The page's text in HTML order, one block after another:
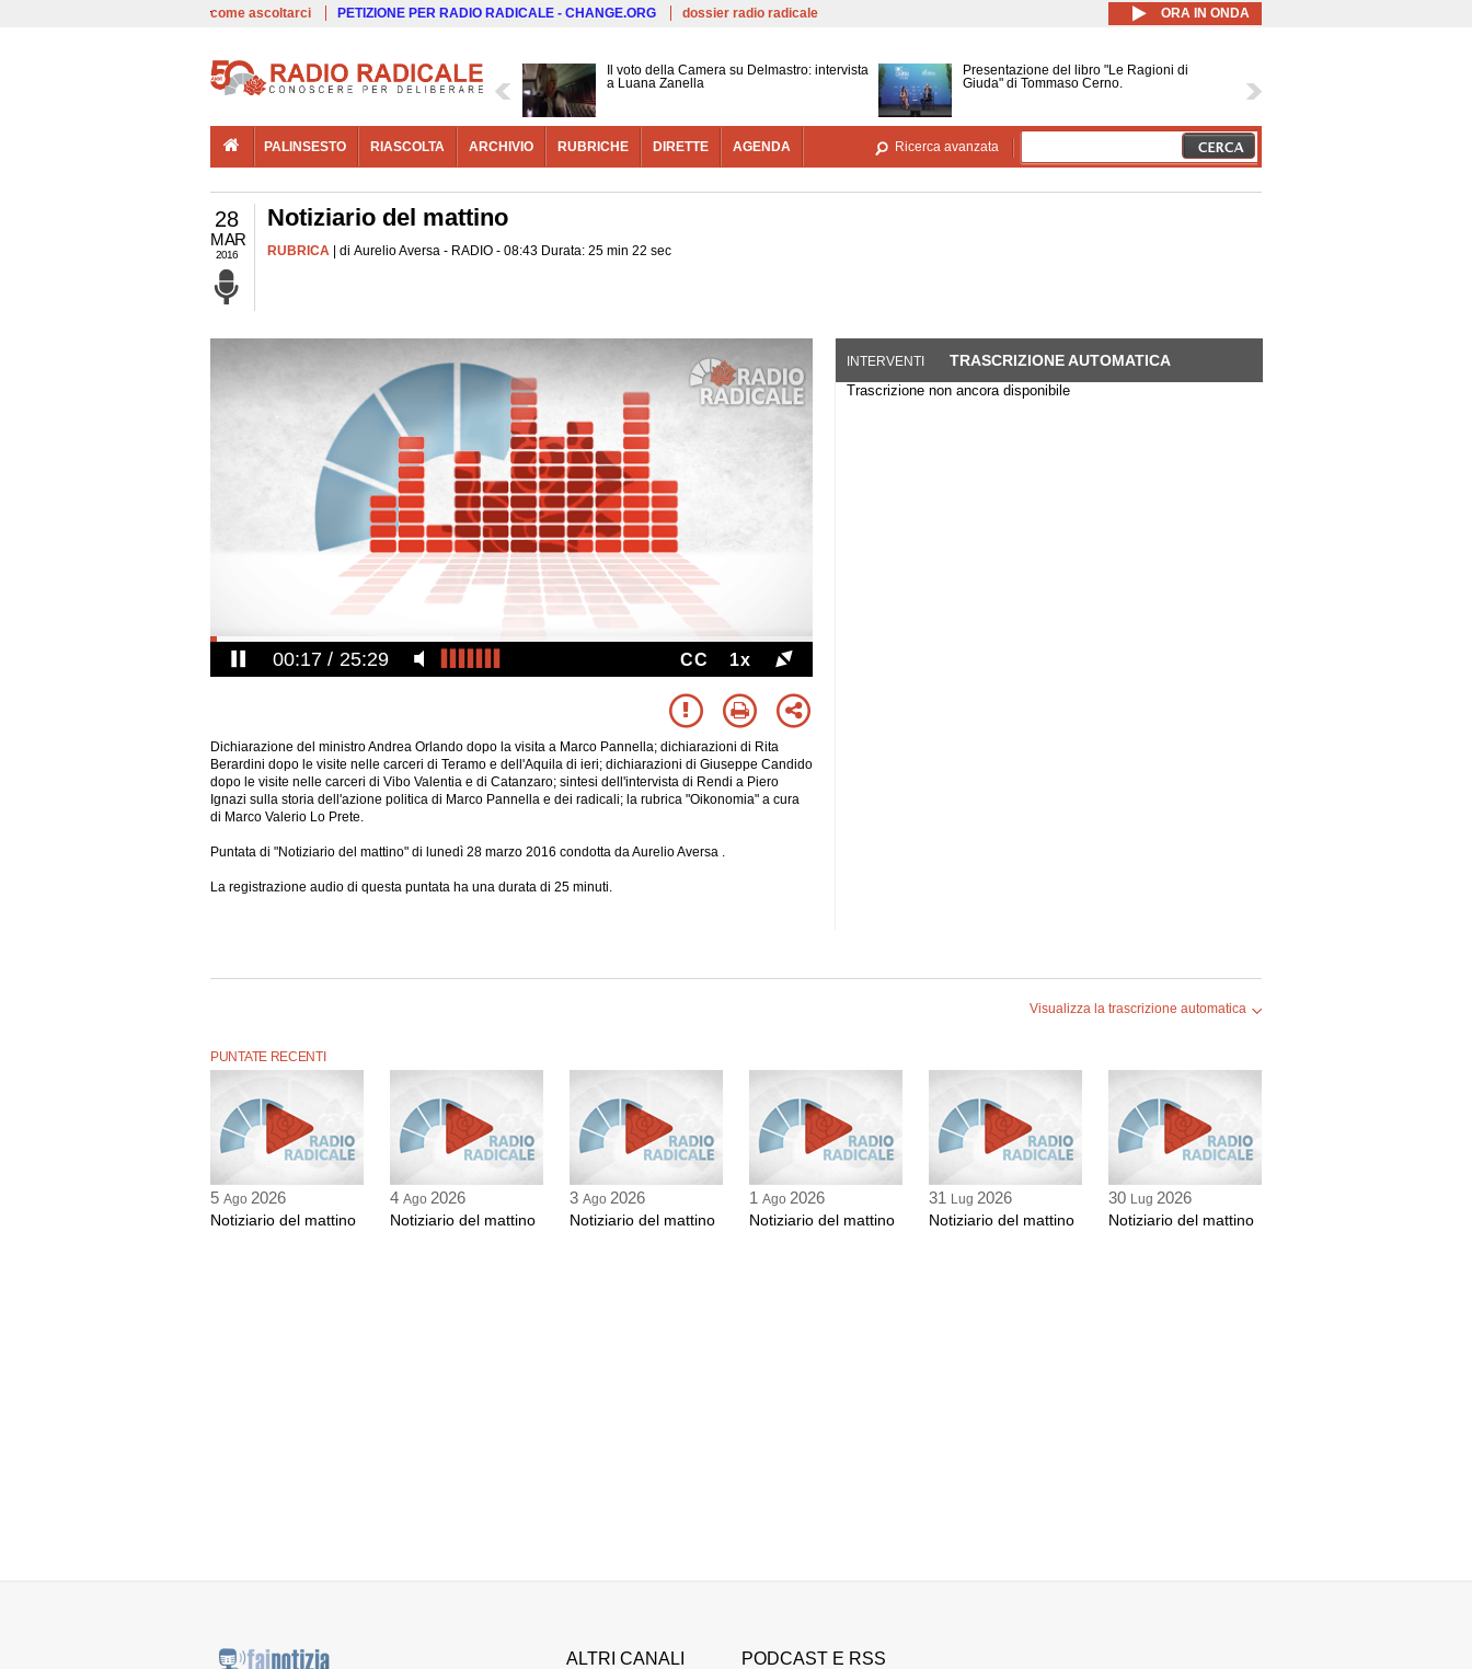
Salta al contenuto principale
come ascoltarci PETIZIONE PER RADIO RADICALE - CHANGE.ORG dossier radio radicale ORA IN ONDA
Il voto della Camera su Delmastro: intervista
a Luana Zanella
Presentazione del libro "Le Ragioni di
Giuda" di Tommaso Cerno.
PALINSESTO RIASCOLTA ARCHIVIO RUBRICHE DIRETTE AGENDA Ricerca avanzata
28
MAR
2016
Notiziario del mattino
RUBRICA | di Aurelio Aversa - RADIO - 08:43 Durata: 25 min 22 sec
00:17 25:29 CC 1x
Dichiarazione del ministro Andrea Orlando dopo la visita a Marco Pannella; dichiarazioni di Rita
Berardini dopo le visite nelle carceri di Teramo e dell'Aquila di ieri; dichiarazioni di Giuseppe Candido
dopo le visite nelle carceri di Vibo Valentia e di Catanzaro; sintesi dell'intervista di Rendi a Piero
Ignazi sulla storia dell'azione politica di Marco Pannella e dei radicali; la rubrica "Oikonomia" a cura
di Marco Valerio Lo Prete.
Puntata di "Notiziario del mattino" di lunedì 28 marzo 2016 condotta da Aurelio Aversa .
La registrazione audio di questa puntata ha una durata di 25 minuti.
INTERVENTI TRASCRIZIONE AUTOMATICA
Trascrizione non ancora disponibile
Visualizza la trascrizione automatica
PUNTATE RECENTI
5 Ago 2026
Notiziario del mattino
4 Ago 2026
Notiziario del mattino
3 Ago 2026
Notiziario del mattino
1 Ago 2026
Notiziario del mattino
31 Lug 2026
Notiziario del mattino
30 Lug 2026
Notiziario del mattino
ALTRI CANALI PODCAST E RSS